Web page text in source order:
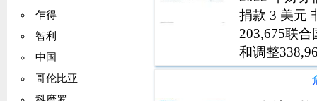
乍得
智利
中国
哥伦比亚
捐款 3 美元
203,675联
和调整